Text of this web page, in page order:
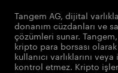
Tangem AG, dijital
donanım cüzdanları ve
çözümleri sunar.
kripto para borsası
kullanıcı varlıklarını
kontrol etmez. Kripto